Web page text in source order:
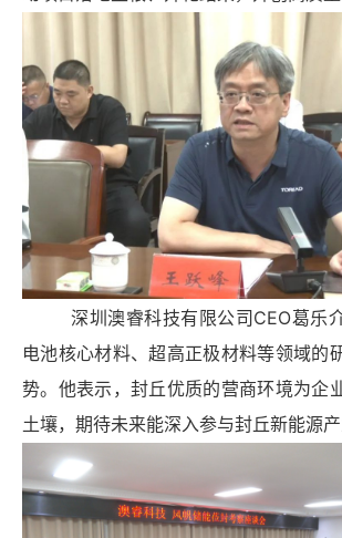
深圳澳睿科技有限公司CEO葛乐介
电池核心材料、超高正极材料等领域的
势。他表示，封丘优质的营商环境为企
土壤，期待未来能深入参与封丘新能源